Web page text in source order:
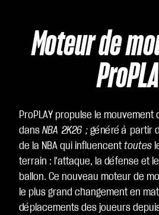
de
co
alit
é
de
Yo
uT
ub
e
Moteur de
ProPLAY propulse le mouvement
dans NBA 2K26 ; généré à partir
de la NBA qui influencent toutes
terrain : l'attaque, la défense et
ballon. Ce nouveau moteur de
le plus grand changement en
déplacements des joueurs